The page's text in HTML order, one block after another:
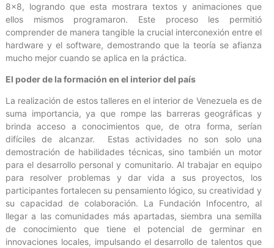
8×8, logrando que esta mostrara textos y animaciones que
ellos mismos programaron. Este proceso les permitió
comprender de manera tangible la crucial interconexión entre el
hardware y el software, demostrando que la teoría se afianza
mucho mejor cuando se aplica en la práctica.
El poder de la formación en el interior del país
La realización de estos talleres en el interior de Venezuela es de
suma importancia, ya que rompe las barreras geográficas y
brinda acceso a conocimientos que, de otra forma, serían
difíciles de alcanzar. Estas actividades no son solo una
demostración de habilidades técnicas, sino también un motor
para el desarrollo personal y comunitario. Al trabajar en equipo
para resolver problemas y dar vida a sus proyectos, los
participantes fortalecen su pensamiento lógico, su creatividad y
su capacidad de colaboración. La Fundación Infocentro, al
llegar a las comunidades más apartadas, siembra una semilla
de conocimiento que tiene el potencial de germinar en
innovaciones locales, impulsando el desarrollo de talentos que